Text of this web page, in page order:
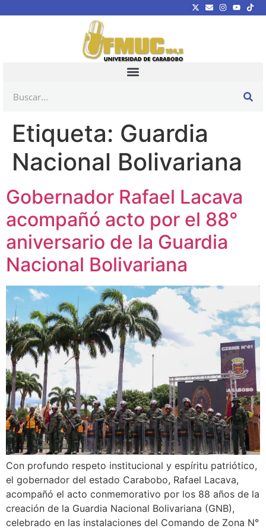
Etiqueta: Guardia
Nacional Bolivariana
Gobernador Rafael Lacava
acompañó acto por el 88°
aniversario de la Guardia
Nacional Bolivariana
Con profundo respeto institucional y espíritu patriótico,
el gobernador del estado Carabobo, Rafael Lacava,
acompañó el acto conmemorativo por los 88 años de la
creación de la Guardia Nacional Bolivariana (GNB),
celebrado en las instalaciones del Comando de Zona N°